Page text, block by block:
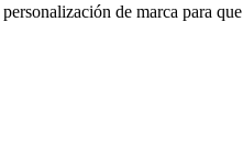
de marca para